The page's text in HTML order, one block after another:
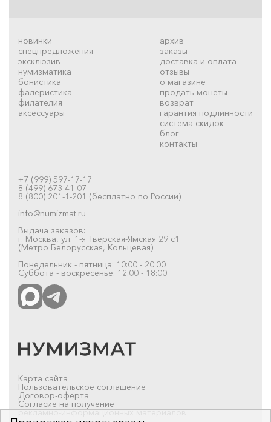
новинки
спецпредложения
эксклюзив
нумизматика
бонистика
фалеристика
филателия
аксессуары
архив
заказы
доставка и оплата
отзывы
о магазине
продать монеты
возврат
гарантия подлинности
система скидок
блог
контакты
+7 (999) 597-17-17
8 (499) 673-41-07
8 (800) 201-1-201 (бесплатно по России)
info@numizmat.ru
Выдача заказов:
г. Москва, ул. 1-я Тверская-Ямская 29 с1
(Метро Белорусская, Кольцевая)
Понедельник - пятница: 10:00 - 20:00
Суббота - воскресенье: 12:00 - 18:00
Карта сайта
Пользовательское соглашение
Договор-оферта
Согласие на получение
рекламно-информационных материалов